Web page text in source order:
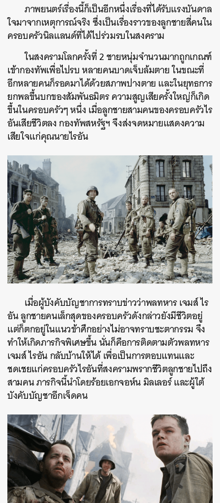
ภาพยนตร์เรื่องนี้ก็เป็นอีกหนึ่งเรื่องที่ได้รับแรงบันดาล
ใจมาจากเหตุการณ์จริง ซึ่งเป็นเรื่องราวของลูกชายสี่คนใน
ครอบครัวนิลแลนด์ที่ได้ไปร่วมรบในสงคราม
ในสงครามโลกครั้งที่ 2 ชายหนุ่มจำนวนมากถูกเกณฑ์
เข้ากองทัพเพื่อไปรบ หลายคนบาดเจ็บล้มตาย ในขณะที่
อีกหลายคนก็รอดมาได้ด้วยสภาพปางตาย และในยุทธการ
ยกพลขึ้นบกของสัมพันธมิตร ความสูญเสียครั้งใหญ่ก็เกิด
ขึ้นในครอบครัวๆ หนึ่ง เมื่อลูกชายสามคนของครอบครัวไร
อันเสียชีวิตลง กองทัพสหรัฐฯ จึงส่งจดหมายแสดงความ
เสียใจแก่คุณนายไรอัน
เมื่อผู้บังคับบัญชาการทราบข่าวว่าพลทหาร เจมส์ ไร
อัน ลูกชายคนเล็กสุดของครอบครัวดังกล่าวยังมีชีวิตอยู่
แต่ก็ตกอยู่ในแนวข้าศึกอย่างไม่อาจทราบชะตากรรม จึง
ทำให้เกิดภารกิจพิเศษขึ้น นั่นก็คือการติดตามตัวพลทหาร
เจมส์ ไรอัน กลับบ้านให้ได้ เพื่อเป็นการตอบแทนและ
ชดเชยแก่ครอบครัวไรอันที่สงครามพรากชีวิตลูกชายไปถึง
สามคน ภารกิจนี้นำโดยร้อยเอกจอห์น มิลเลอร์ และผู้ใต้
บังคับบัญชาอีกเจ็ดคน